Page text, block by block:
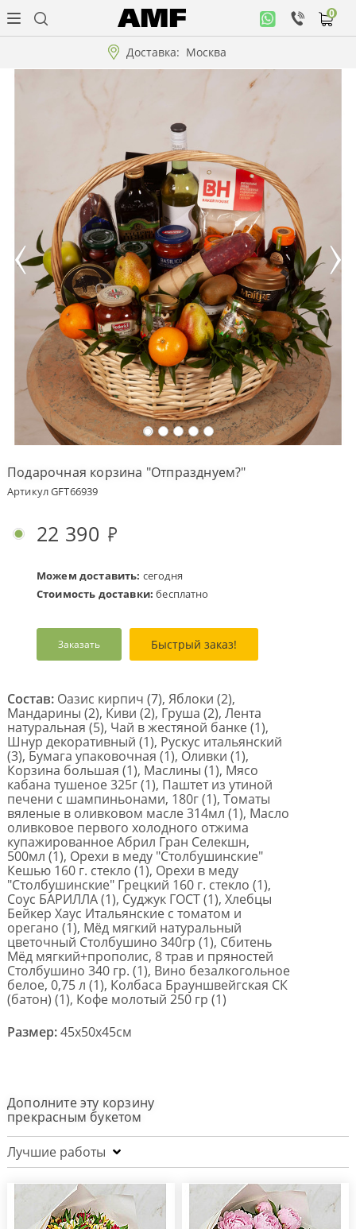
Доставка: Москва
0
кабинет
"ВАУ"!!!
Коллекции!!!
Подарки
Оплата
заказа
Условия
Бонусная
программа
Корпоративным
клиентам
связь
language
Подарочная корзина "Отпразднуем?"
Артикул GFT66939
22 390
Можем доставить: сегодня
Стоимость доставки: бесплатно
Заказать Быстрый заказ!
Состав: Оазис кирпич (7), Яблоки (2),
Мандарины (2), Киви (2), Груша (2), Лента
натуральная (5), Чай в жестяной банке (1),
Шнур декоративный (1), Рускус итальянский
(3), Бумага упаковочная (1), Оливки (1),
Корзина большая (1), Маслины (1), Мясо
кабана тушеное 325г (1), Паштет из утиной
печени с шампиньонами, 180г (1), Томаты
вяленые в оливковом масле 314мл (1), Масло
оливковое первого холодного отжима
купажированное Абрил Гран Селекшн,
500мл (1), Орехи в меду "Столбушинские"
Кешью 160 г. стекло (1), Орехи в меду
"Столбушинские" Грецкий 160 г. стекло (1),
Соус БАРИЛЛА (1), Суджук ГОСТ (1), Хлебцы
Бейкер Хаус Итальянские с томатом и
орегано (1), Мёд мягкий натуральный
цветочный Столбушино 340гр (1), Сбитень
Мёд мягкий+прополис, 8 трав и пряностей
Столбушино 340 гр. (1), Вино безалкогольное
белое, 0,75 л (1), Колбаса Брауншвейгская СК
(батон) (1), Кофе молотый 250 гр (1)
Размер:45x50x45см
Дополните эту корзину
прекрасным букетом
Лучшие работы